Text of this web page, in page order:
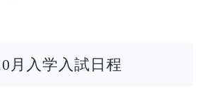
月入学入試日程